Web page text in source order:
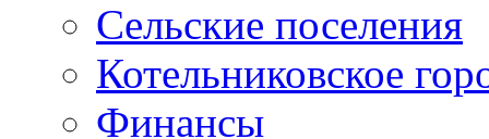
Сельские поселения
Котельниковское
Финансы